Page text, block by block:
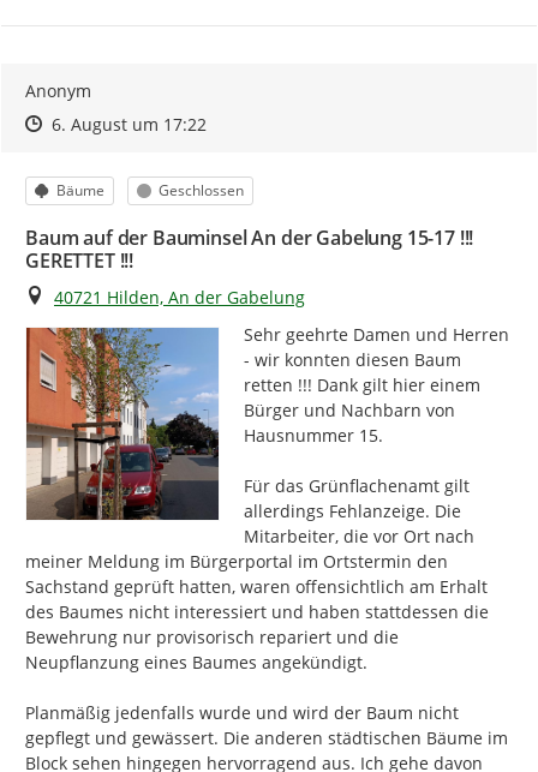
Anonym
Zeitpunkt des Erstellens
Zeitpunkt des Erstellens
6. August um 17:22Zur Äußerung
Kategorie
Bäume Status
Geschlossen
Baum auf der Bauminsel An der Gabelung 15-17 !!!
GERETTET !!!
Ort
40721 Hilden, An der Gabelung
Sehr geehrte Damen und Herren
- wir konnten diesen Baum
retten !!! Dank gilt hier einem
Bürger und Nachbarn von
Hausnummer 15.
Für das Grünflachenamt gilt
allerdings Fehlanzeige. Die
Mitarbeiter, die vor Ort nach
meiner Meldung im Bürgerportal im Ortstermin den
Sachstand geprüft hatten, waren offensichtlich am Erhalt
des Baumes nicht interessiert und haben stattdessen die
Bewehrung nur provisorisch repariert und die
Neupflanzung eines Baumes angekündigt.
Planmäßig jedenfalls wurde und wird der Baum nicht
gepflegt und gewässert. Die anderen städtischen Bäume im
Block sehen hingegen hervorragend aus. Ich gehe davon